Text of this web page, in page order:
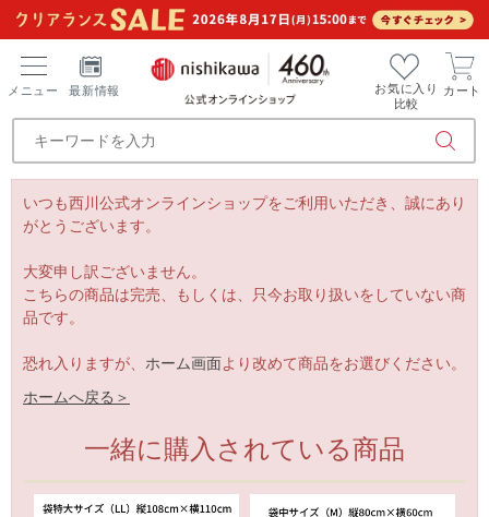
メニュー 最新情報
お気に入り
比較
カート
いつも西川公式オンラインショップをご利用いただき、誠にあり
がとうございます。
大変申し訳ございません。
こちらの商品は完売、もしくは、只今お取り扱いをしていない商
品です。
恐れ入りますが、 ホーム画面より改めて商品をお選びください。
ホームへ戻る＞
一緒に購入されている商品